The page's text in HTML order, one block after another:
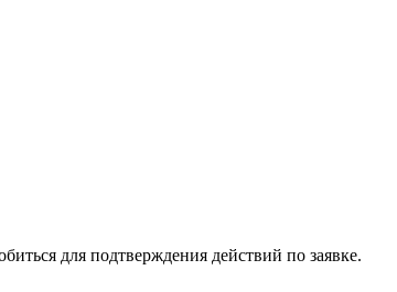
для подтверждения действий по заявке.